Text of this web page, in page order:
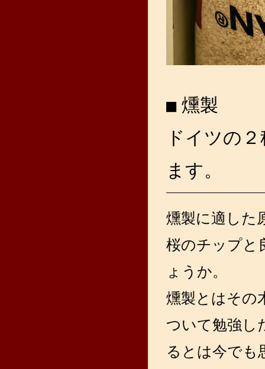
燻製
ドイツの
ます。
燻製に適した
桜のチップと
ょうか。
燻製とはその
ついて勉強し
るとは今でも